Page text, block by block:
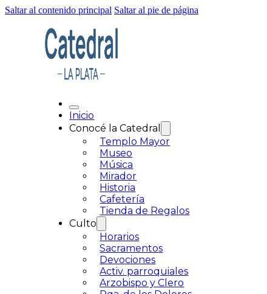
Saltar al contenido principal Saltar al pie de página
Inicio
Conocé la Catedral
Templo Mayor
Museo
Música
Mirador
Historia
Cafetería
Tienda de Regalos
Culto
Horarios
Sacramentos
Devociones
Activ. parroquiales
Arzobispo y Clero